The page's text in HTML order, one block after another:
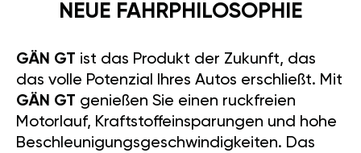
NEUE FAHRPHILOSOPHIE
GÄN GT ist das Produkt der Zukunft, das
das volle Potenzial Ihres Autos erschließt. Mit
GÄN GT genießen Sie einen ruckfreien
Motorlauf, Kraftstoffeinsparungen und hohe
Beschleunigungsgeschwindigkeiten. Das